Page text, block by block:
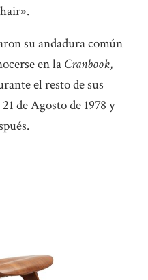
su andadura común
en la Cranbook,
el resto de sus
de Agosto de 1978 y